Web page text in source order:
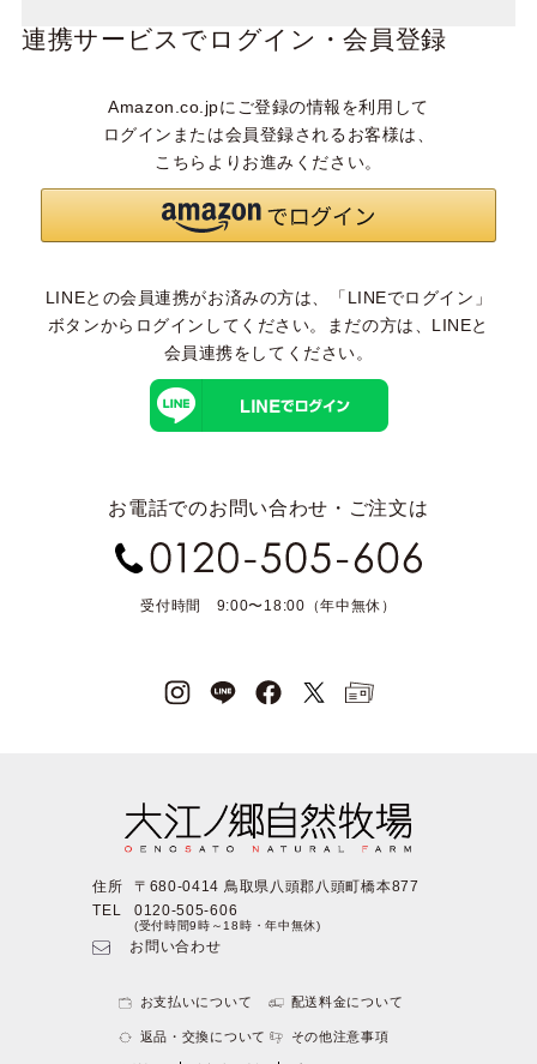
連携サービスでログイン・会員登録
Amazon.co.jpにご登録の情報を利用して
ログインまたは会員登録されるお客様は、
こちらよりお進みください。
LINEとの会員連携がお済みの方は、「LINEでログイン」
ボタンからログインしてください。まだの方は、 LINEと
会員連携をしてください。
お電話でのお問い合わせ・ご注文は
受付時間 9:00〜18:00（年中無休）
住所
〒680-0414 鳥取県八頭郡八頭町橋本877
TEL
0120-505-606
(受付時間9時～18時・年中無休)
お問い合わせ
お支払いについて 配送料金について
返品・交換について その他注意事項